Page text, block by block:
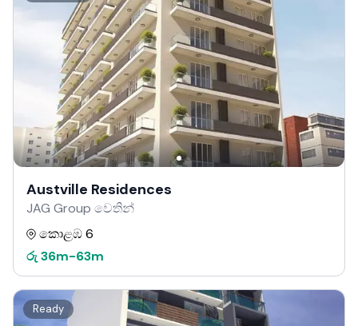
Austville Residences
JAG Group වෙතින්
කොළඹ 6
රු 36m-63m
Ready